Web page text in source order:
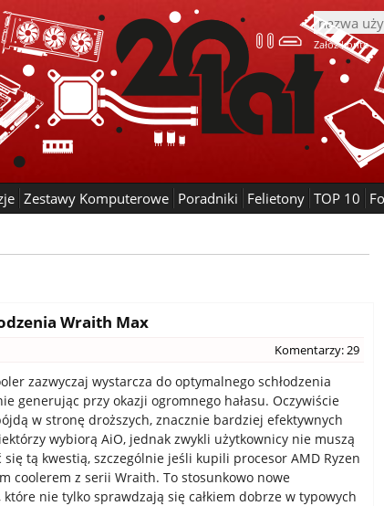
Załóż konto
Zestawy Komputerowe Poradniki Felietony TOP 10
Wraith Max
Komentarzy: 29
zazwyczaj wystarcza do optymalnego schłodzenia
generując przy okazji ogromnego hałasu. Oczywiście
w stronę droższych, znacznie bardziej efektywnych
wybiorą AiO, jednak zwykli użytkownicy nie muszą
się tą kwestią, szczególnie jeśli kupili procesor AMD Ryzen
coolerem z serii Wraith. To stosunkowo nowe
które nie tylko sprawdzają się całkiem dobrze w typowych